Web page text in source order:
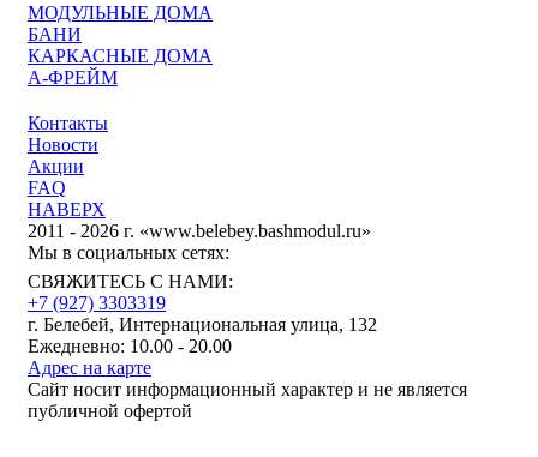
Контакты
Новости
Акции
FAQ
НАВЕРХ
2011 - 2026 г. «www.belebey.bashmodul.ru»
МОДУЛЬНЫЕ ДОМА
БАНИ
КАРКАСНЫЕ ДОМА
А-ФРЕЙМ
Мы в социальных сетях:
СВЯЖИТЕСЬ С НАМИ:
+7 (927) 3303319
г. Белебей, Интернациональная улица, 132
Ежедневно: 10.00 - 20.00
Адрес на карте
Сайт носит информационный характер и не является
публичной офертой